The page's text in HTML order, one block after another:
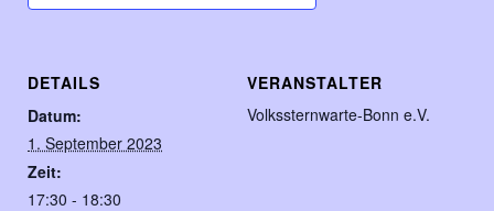
DETAILS
Datum:
1. September 2023
Zeit:
17:30 - 18:30
VERANSTALTER
Volkssternwarte-Bonn e.V.